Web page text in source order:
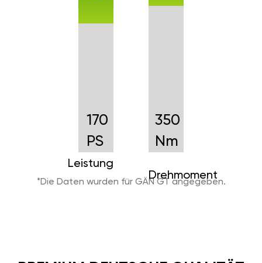
170
PS
Leistung
350
Nm
Drehmoment
*Die Daten wurden für GÄN GT angegeben.